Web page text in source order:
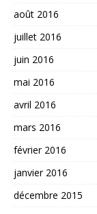
août 2016
juillet 2016
juin 2016
mai 2016
avril 2016
mars 2016
février 2016
janvier 2016
décembre 2015